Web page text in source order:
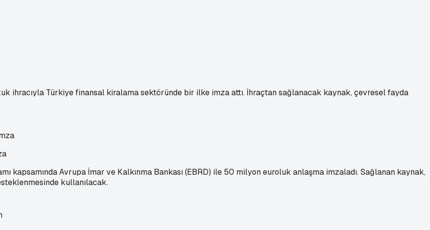
ihracıyla Türkiye finansal kiralama sektöründe bir ilke imza attı. İhraçtan sağlanacak kaynak, çevresel fayda
kapsamında Avrupa İmar ve Kalkınma Bankası (EBRD) ile 50 milyon euroluk anlaşma imzaladı. Sağlanan kaynak,
kullanılacak.